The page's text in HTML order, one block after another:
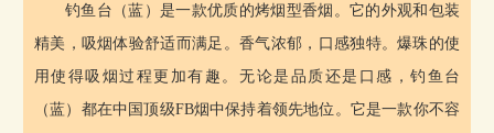
钓鱼台（蓝）是一款优质的烤烟型香烟。它的外观和包装
精美，吸烟体验舒适而满足。香气浓郁，口感独特。爆珠的使
用使得吸烟过程更加有趣。无论是品质还是口感，钓鱼台
（蓝）都在中国顶级FB烟中保持着领先地位。它是一款你不容